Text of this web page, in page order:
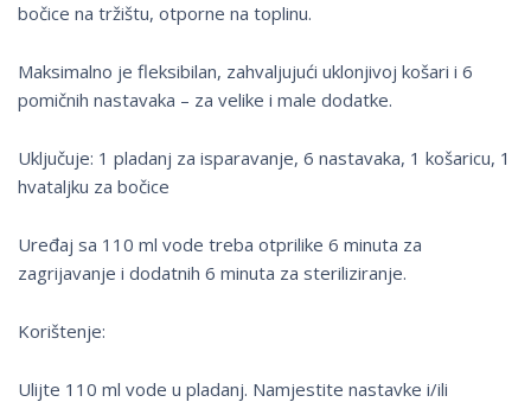
bočice na tržištu, otporne na toplinu.
Maksimalno je fleksibilan, zahvaljujući uklonjivoj košari i 6
pomičnih nastavaka – za velike i male dodatke.
Uključuje: 1 pladanj za isparavanje, 6 nastavaka, 1 košaricu, 1
hvataljku za bočice
Uređaj sa 110 ml vode treba otprilike 6 minuta za
zagrijavanje i dodatnih 6 minuta za steriliziranje.
Korištenje:
Ulijte 110 ml vode u pladanj. Namjestite nastavke i/ili